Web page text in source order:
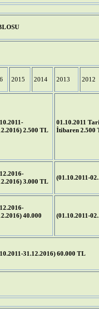
2015 2014 2013 2012
2.500 TL
01.10.2011
İtibaren 2.500
3.000 TL
(01.10.2011-
40.000
(01.10.2011-
31.12.2016) 60.000 TL